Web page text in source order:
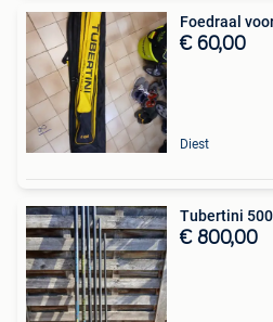
Foedraal
€ 60,00
Diest
Tubertini
€ 800,00